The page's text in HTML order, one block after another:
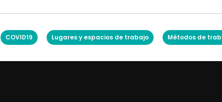
COVID19 Lugares y espacios de trabajo Métodos de